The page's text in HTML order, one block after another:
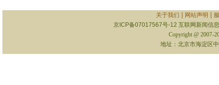
关于我们 网站声明
京ICP备07017567号-12 互联网新闻信
Copyright @ 2007-
地址：北京市海淀区